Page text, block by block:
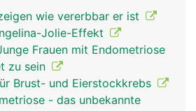
Frau wird bereits mit dem
Eizellen geboren - etwa eine
Eizellen. Nur ein kleiner Teil
sich im Verlauf des Lebens
ihrer Entwicklung
in Hohlräumen (Follikel),
sind und in der Wand der
wie vererbbar er ist
Jolie-Effekt
Frauen mit Endometriose
zu sein
Brust- und Eierstockkrebs
- das unbekannte